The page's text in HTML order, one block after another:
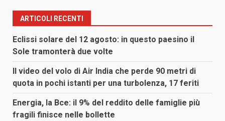
ARTICOLI RECENTI
Eclissi solare del 12 agosto: in questo paesino il
Sole tramonterà due volte
Il video del volo di Air India che perde 90 metri di
quota in pochi istanti per una turbolenza, 17 feriti
Energia, la Bce: il 9% del reddito delle famiglie più
fragili finisce nelle bollette